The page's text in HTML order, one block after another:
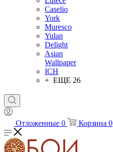
Caselio
York
Muresco
Yulan
Delight
Asian
Wallpaper
ICH
+ ЕЩЕ 26
Отложенные 0 Корзина 0